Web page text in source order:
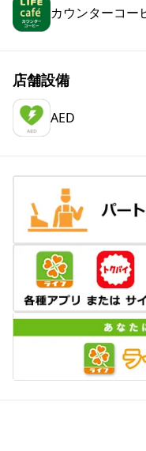
カウンターコー
店舗設備
AED